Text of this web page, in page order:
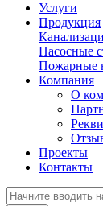
Услуги
Продукция
Насосные
Пожарные
Компания
О
Проекты
Контакты